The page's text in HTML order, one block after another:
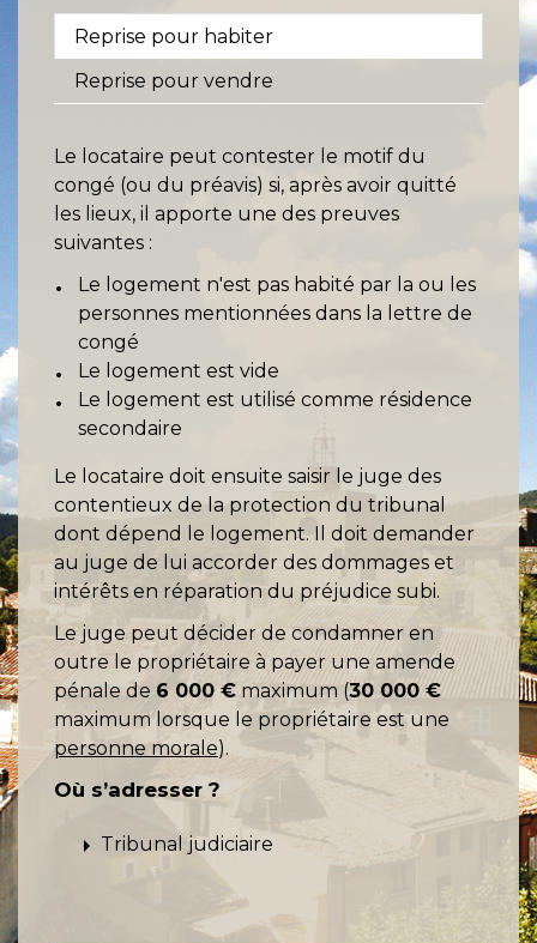
Reprise pour habiter
Reprise pour vendre
Le locataire peut contester le motif du
congé (ou du préavis) si, après avoir quitté
les lieux, il apporte une des preuves
suivantes :
Le logement n'est pas habité par la ou les
personnes mentionnées dans la lettre de
congé
Le logement est vide
Le logement est utilisé comme résidence
secondaire
Le locataire doit ensuite saisir le juge des
contentieux de la protection du tribunal
dont dépend le logement. Il doit demander
au juge de lui accorder des dommages et
intérêts en réparation du préjudice subi.
Le juge peut décider de condamner en
outre le propriétaire à payer une amende
pénale de 6 000 €maximum (30 000 €
maximum lorsque le propriétaire est une
personne morale).
Où s’adresser ?
arrow_right Tribunal judiciaire